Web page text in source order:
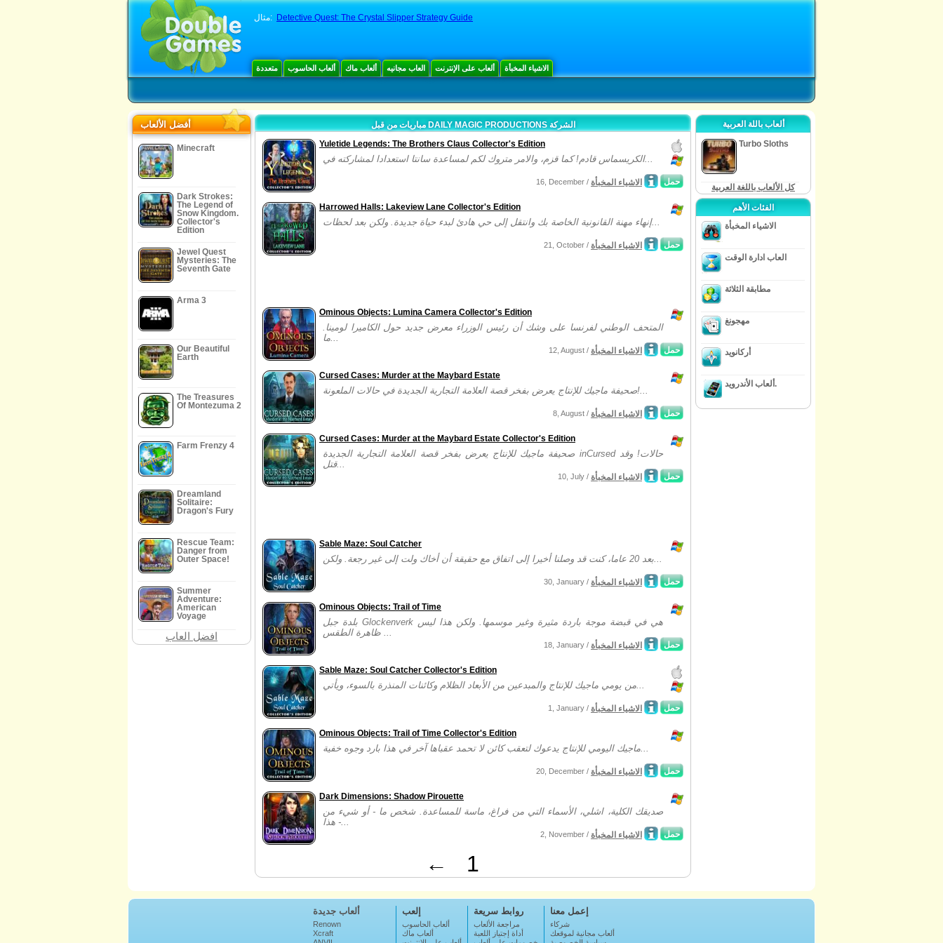
مثال: Detective Quest: The Crystal Slipper Strategy Guide
متعددة ألعاب الحاسوب ألعاب ماك العاب مجانيه ألعاب على الإنترنت الاشياء المخبأة
أفضل الألعاب
Minecraft
Dark Strokes:
The Legend of
Snow Kingdom.
Collector's
Edition
Jewel Quest
Mysteries: The
Seventh Gate
Arma 3
Our Beautiful
Earth
The Treasures
Of Montezuma 2
Farm Frenzy 4
Dreamland
Solitaire:
Dragon's Fury
Rescue Team:
Danger from
Outer Space!
Summer
Adventure:
American
Voyage
افضل العاب
مباريات من قبل DAILY MAGIC PRODUCTIONS الشركة
Yuletide Legends: The Brothers Claus Collector's Edition
الكريسماس قادم! كما قزم، والامر متروك لكم لمساعدة سانتا استعدادا لمشاركته في...
حمل 16, December / الاشياء المخبأة
Harrowed Halls: Lakeview Lane Collector's Edition
إنهاء مهنة القانونية الخاصة بك وانتقل إلى حي هادئ لبدء حياة جديدة. ولكن بعد لحظات...
حمل 21, October / الاشياء المخبأة
Ominous Objects: Lumina Camera Collector's Edition
المتحف الوطني لفرنسا على وشك أن رئيس الوزراء معرض جديد حول الكاميرا لومينا.
ما...
حمل 12, August / الاشياء المخبأة
Cursed Cases: Murder at the Maybard Estate
صحيفة ماجيك للإنتاج يعرض بفخر قصة العلامة التجارية الجديدة في حالات الملعونة!...
حمل 8, August / الاشياء المخبأة
Cursed Cases: Murder at the Maybard Estate Collector's Edition
صحيفة ماجيك للإنتاج يعرض بفخر قصة العلامة التجارية الجديدة inCursed حالات! وقد
قتل...
حمل 10, July / الاشياء المخبأة
Sable Maze: Soul Catcher
بعد 20 عاما، كنت قد وصلنا أخيرا إلى اتفاق مع حقيقة أن أخاك ولت إلى غير رجعة. ولكن...
حمل 30, January / الاشياء المخبأة
Ominous Objects: Trail of Time
بلدة جبل Glockenverk هي في قبضة موجة باردة مثيرة وغير موسمها. ولكن هذا ليس
ظاهرة الطقس ...
حمل 18, January / الاشياء المخبأة
Sable Maze: Soul Catcher Collector's Edition
من يومي ماجيك للإنتاج والمبدعين من الأبعاد الظلام وكائنات المنذرة بالسوء، ويأتي...
حمل 1, January / الاشياء المخبأة
Ominous Objects: Trail of Time Collector's Edition
ماجيك اليومي للإنتاج يدعوك لتعقب كائن لا تحمد عقباها آخر في هذا بارد وجوه خفية...
حمل 20, December / الاشياء المخبأة
Dark Dimensions: Shadow Pirouette
صديقك الكلية، اشلي، الأسماء التي من فراغ، ماسة للمساعدة. شخص ما - أو شيء من
هذا -...
حمل 2, November / الاشياء المخبأة
← 1
ألعاب باللة العربية
Turbo Sloths
كل الألعاب باللغة العربية
الفئات الأهم
الاشياء المخبأة
العاب ادارة الوقت
مطابقة الثلاثة
مهجونغ
أركانويد
ألعاب الأندرويد.
ألعاب جديدة
Renown
Xcraft
إلعب
ألعاب الحاسوب
ألعاب ماك
روابط سريعة
مراجعة الألعاب
أداة إجتياز اللعبة
إعمل معنا
شركاء
ألعاب مجانية لموقعك